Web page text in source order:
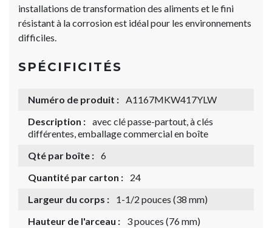
installations de transformation des aliments et le fini
résistant à la corrosion est idéal pour les environnements
difficiles.
SPÉCIFICITÉS
Numéro de produit : A1167MKW417YLW
Description : avec clé passe-partout, à clés
différentes, emballage commercial en boîte
Qté par boîte : 6
Quantité par carton :
24
Largeur du corps :
1-1/2 pouces (38 mm)
Hauteur de l'arceau :
3 pouces (76 mm)